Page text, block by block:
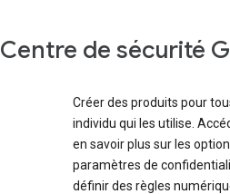
Centre de sécurité
Créer des produits pour
individu qui les utilise.
en savoir plus sur les
paramètres de
définir des règles